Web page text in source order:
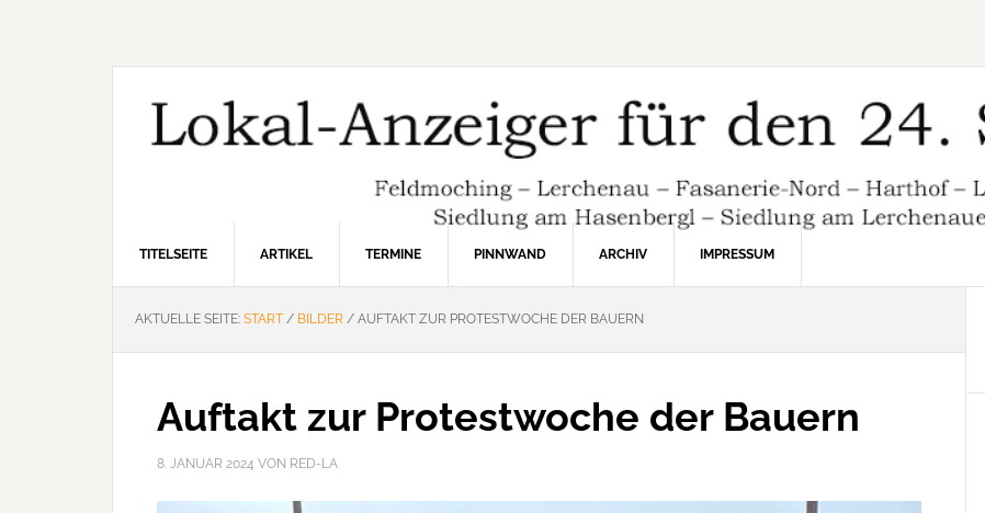
TITELSEITE ARTIKEL TERMINE PINNWAND ARCHIV IMPRESSUM
AKTUELLE SEITE: START / BILDER / AUFTAKT ZUR PROTESTWOCHE DER BAUERN
Auftakt zur Protestwoche der Bauern
8. JANUAR 2024 VON RED-LA